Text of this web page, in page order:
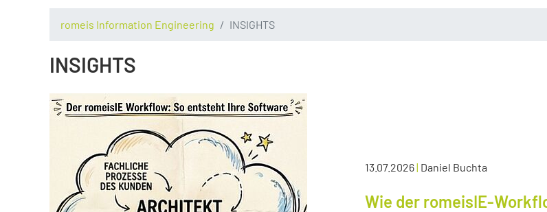
romeis Information Engineering INSIGHTS
INSIGHTS
13.07.2026| Daniel Buchta
Wie der romeisIE-